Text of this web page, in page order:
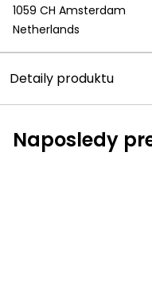
1059 CH Amsterdam
Netherlands
Detaily produktu
Naposledy